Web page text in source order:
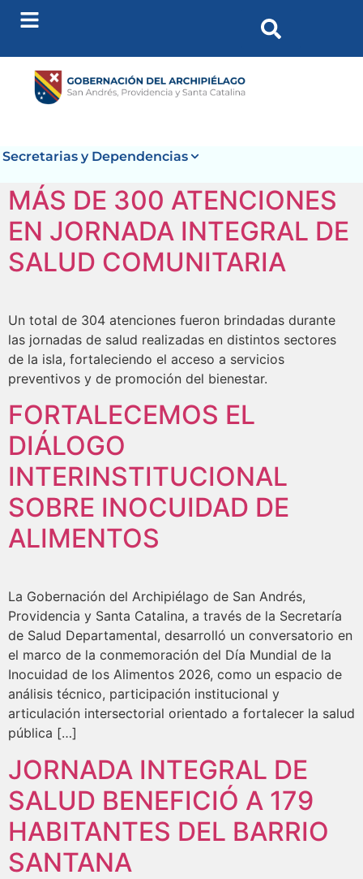
contenido
Secretarias y Dependencias
MÁS DE 300 ATENCIONES
EN JORNADA INTEGRAL DE
SALUD COMUNITARIA
Un total de 304 atenciones fueron brindadas durante
las jornadas de salud realizadas en distintos sectores
de la isla, fortaleciendo el acceso a servicios
preventivos y de promoción del bienestar.
FORTALECEMOS EL
DIÁLOGO
INTERINSTITUCIONAL
SOBRE INOCUIDAD DE
ALIMENTOS
La Gobernación del Archipiélago de San Andrés,
Providencia y Santa Catalina, a través de la Secretaría
de Salud Departamental, desarrolló un conversatorio en
el marco de la conmemoración del Día Mundial de la
Inocuidad de los Alimentos 2026, como un espacio de
análisis técnico, participación institucional y
articulación intersectorial orientado a fortalecer la salud
pública […]
JORNADA INTEGRAL DE
SALUD BENEFICIÓ A 179
HABITANTES DEL BARRIO
SANTANA